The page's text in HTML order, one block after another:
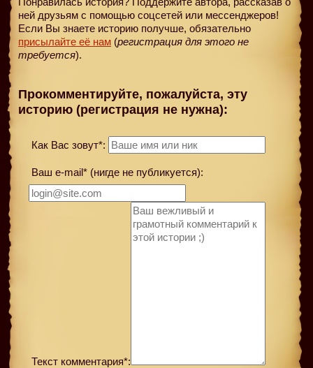
ней друзьям с помощью соцсетей или мессенджеров!
Если Вы знаете историю получше, обязательно
присылайте её нам (регистрация для этого не
требуется).
Прокомментируйте, пожалуйста, эту
историю (регистрация не нужна):
Как Вас зовут*:
Ваш e-mail* (нигде не публикуется):
Текст комментария*: